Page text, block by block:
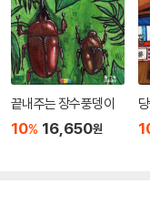
끝내주는 장수풍뎅이
10% 16,650원